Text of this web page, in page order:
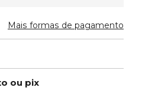
Mais formas de pagamento
ou pix